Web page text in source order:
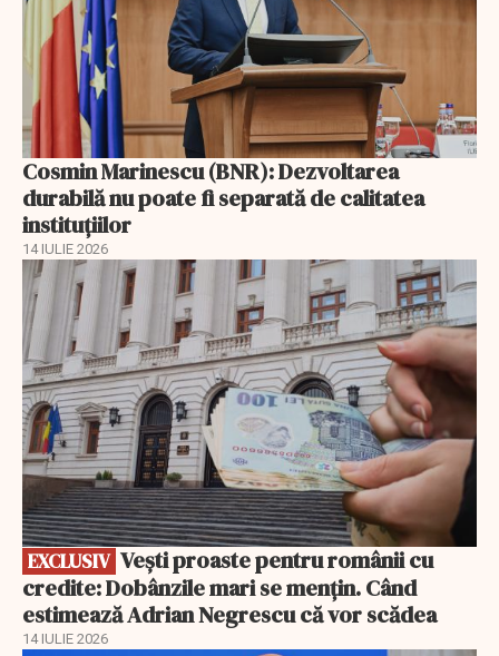
Cosmin Marinescu (BNR): Dezvoltarea
durabilă nu poate fi separată de calitatea
instituțiilor
14 IULIE 2026
EXCLUSIV
EXCLUSIV
credite: Dobânzile mari se mențin. Când
estimează Adrian Negrescu că vor scădea
14 IULIE 2026